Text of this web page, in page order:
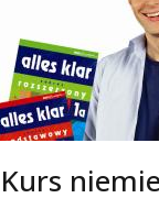
Kurs